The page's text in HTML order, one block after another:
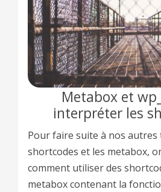
Metabox et
interpréter les
Pour faire suite à nos
shortcodes et les metabox,
comment utiliser des
metabox contenant la